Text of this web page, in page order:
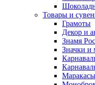
Товары и
Грамоты
Декор и
Знамя
Значки и